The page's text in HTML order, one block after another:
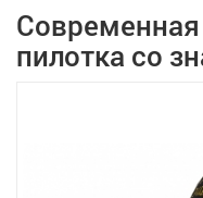
пилотка со